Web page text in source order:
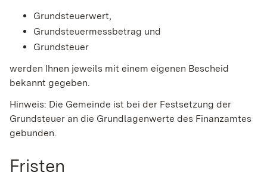
Grundsteuerwert,
Grundsteuermessbetrag und
Grundsteuer
werden Ihnen jeweils mit einem eigenen Bescheid
bekannt gegeben.
Hinweis: Die Gemeinde ist bei der Festsetzung der
Grundsteuer an die Grundlagenwerte des Finanzamtes
gebunden.
Fristen